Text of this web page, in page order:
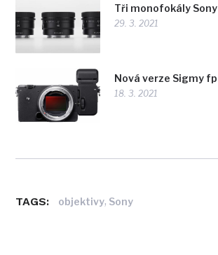
Tři monofokály Sony
29. 3. 2021
Nová verze Sigmy fp
18. 3. 2021
TAGS: objektivy, Sony